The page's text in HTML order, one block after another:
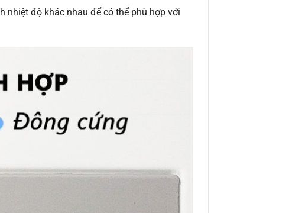
nhiệt độ khác nhau để có thể phù hợp với